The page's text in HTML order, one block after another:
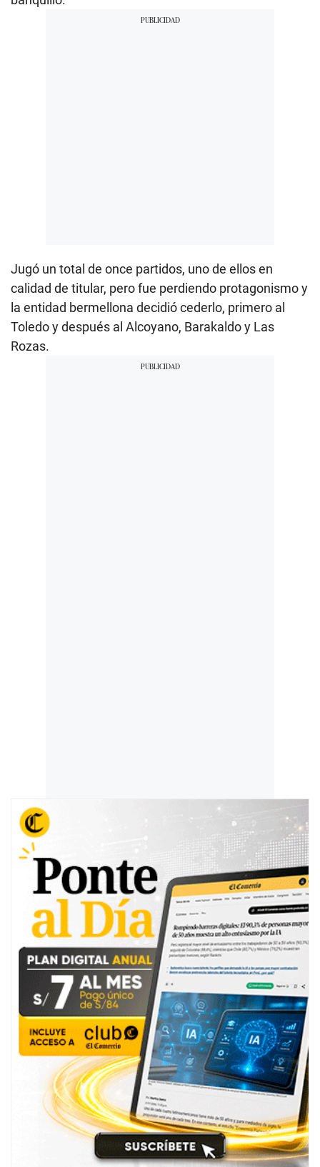
Jugó un total de once partidos, uno de ellos en
calidad de titular, pero fue perdiendo protagonismo y
la entidad bermellona decidió cederlo, primero al
Toledo y después al Alcoyano, Barakaldo y Las
Rozas.